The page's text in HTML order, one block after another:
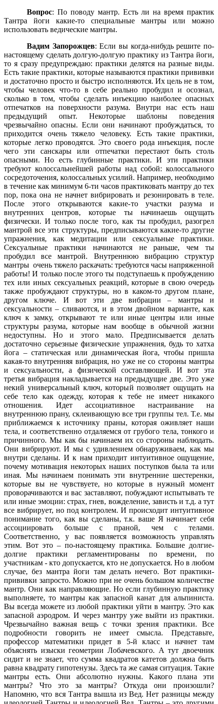
Вопрос: По поводу мантр. Есть ли на время практик
Тантра йоги какие-то специальные мантры или можно
использовать ведические мантры.
Вадим Запорожцев: Если вы когда-нибудь решите по-
настоящему сделать долгую-долгую практику из Тантра йоги,
то я сразу предупреждаю: практики делятся на разные виды.
Есть такие практики, которые называются практики прививки
и достаточно просто и быстро исполняются. Их цель не в том,
чтобы человек что-то в себе реально пробудил и осознал,
сколько в том, чтобы сделать инъекцию наиболее опасных
отпечатков на поверхности разума. Внутри нас есть наш
предыдущий опыт. Некоторые шаблоны поведения
чрезвычайно опасны. Если они начинают пробуждаться, то
приходится очень тяжело человеку. Есть такие практики,
которые легко проводятся. Это своего рода инъекция, после
чего эти санскары или отпечатки перестают быть столь
опасными. Но есть глубинные практики. И эти практики
требуют колоссальнейшей работы над собой: колоссального
сосредоточения, колоссальных усилий. Например, необходимо
в течение как минимум 6-ти часов практиковать мантру до тех
пор, пока она не начнет вибрировать и резонировать в теле.
После этого открываются какие-то участки разума и
внутренних центров, которые ты начинаешь ощущать
физически. И только после того, как ты пробудил, разогрел
мантрой все эти структуры, предписываются какие-то другие
упражнения, как медитации или сексуальные практики.
Сексуальные практики начинаются не раньше, чем ты
пробудил все мантрой. Внутреннюю вибрацию структур
мантры очень тяжело раскачать: требуются часы напряженной
работы! И только после этого ты подступаешь к пробуждению
тех или иных сексуальных реакций, которые в свою очередь
также пробуждают структуры, но в каком-то другом плане,
другом ключе. И вот эти две вибрации – мантры и
сексуальности – сливаются, и в этом двойном варианте, как
ключ к замку, открывают те или иные центры или иные
структуры разума, которые нам вообще в обычной жизни
недоступны. Но и этого мало. Предписывается делать
достаточно серьезные физические упражнения, будь то хатха
йога – статическая или динамическая йога, чтобы пришла
какая-то внутренняя вибрация, но уже не со стороны мантры
и сексуальности, а физической составляющей. И вот эта
третья вибрация накладывается на предыдущие две. Это уже
некий универсальный ключ, который позволяет ощущать на
себе тело как одежду, которая к тебе не имеет никакого
отношения. Идет ассоциативное настраивание на
внутреннюю прану, склеивающую все три группы тел. Т.е. мы
приближаемся к источнику праны, которая оживляет наши
тела, и соответственно отдаляемся от грубого тела, тонкого и
причинного. Мы как бы начинаем их со стороны наблюдать.
Они вибрируют. И мы с удивлением обнаруживаем, как мы
внутри сделаны. И к нам приходит интуитивное ощущение,
почему мотивация некоторых наших поступков была та или
иная. Мы начинаем понимать эти внутренние шестеренки,
которые вы не чувствуете, но которые в нужный момент
проворачиваются и вас заставляют, побуждают испытывать те
или иные эмоции: страх, гнев, вожделение, зависть и т.д. а тут
все вибрирует, но под контролем. И происходит интуитивное
понимание того, как вы сделаны, т.к. ваше Я начинает себя
ассоциировать больше с праной, чем с телами.
Соответственно, у вас появляется возможность управлять
этим. Вот это – по-настоящему практика. Большие долгие-
долгие практики регламентированы по времени, по
участникам - кто допускается, кто не допускается. Но в любом
случае, без мантра йоги там делать нечего. Вот практики-
прививки запросто. Можно при не очень большом количестве
мантр. Они как направляющие. Но если глубинную практику
выполняете, то мантры как запасной канат для альпиниста.
Вы всегда можете из любой практики уйти в мантру. Это как
запасной аэродром. И через мантру уже выйти из практики.
Чрезвычайно важная вещь с точки зрения практики. Все
подробности говорить не имеет смысла. Представьте,
профессор математики придет в 5-й класс и начнет там
объяснять изыски геометрии Лобачевского. А тут двоечник
сидит и не знает, что сумма квадратов катетов должна быть
равна квадрату гипотенузы. Здесь та же самая ситуация. Такие
мантры есть. Они абсолютно нужны. Какого плана эти
мантры? Что это за мантры? Откуда они произошли?
Напомню, что вся Тантра вышла из Вед. Нет разницы между